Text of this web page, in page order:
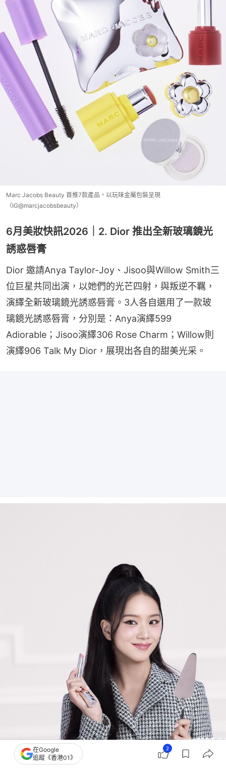
Marc Jacobs Beauty 首推7款產品，以玩味金屬包裝呈現
（IG@marcjacobsbeauty）
6月美妝快訊2026｜2. Dior 推出全新玻璃鏡光
誘惑唇膏
Dior 邀請Anya Taylor-Joy、Jisoo與Willow Smith三
位巨星共同出演，以她們的光芒四射，與叛逆不羈，
演繹全新玻璃鏡光誘惑唇膏。3人各自選用了一款玻
璃鏡光誘惑唇膏，分別是：Anya演繹599
Adiorable；Jisoo演繹306 Rose Charm；Willow則
演繹906 Talk My Dior，展現出各自的甜美光采。
在Google
追蹤《香港01》
2